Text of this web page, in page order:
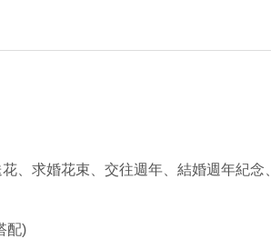
、求婚花束、交往週年、結婚週年紀
配)